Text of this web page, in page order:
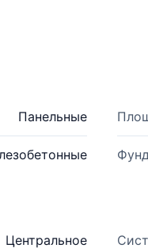
Панельные
Центральное